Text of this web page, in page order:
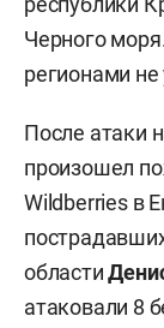
Черного
регионами не
После атаки
произошел
Wildberries в
области
атаковали 8